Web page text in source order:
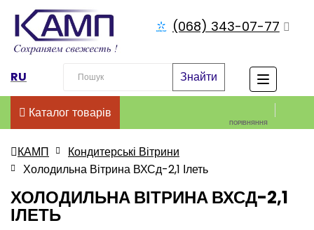
(068) 343-07-77
RU Знайти
ПОРІВНЯННЯ
Каталог товарів
КАМП
Кондитерські Вітрини
Холодильна Вітрина ВХСд-2,1 Ілеть
ХОЛОДИЛЬНА ВІТРИНА ВХСД-2,1
ІЛЕТЬ